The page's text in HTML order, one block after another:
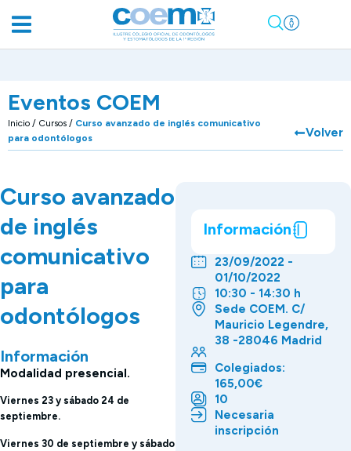
Eventos COEM
Inicio / Cursos / Curso avanzado de inglés comunicativo
para odontólogos
Volver
Curso avanzado
de inglés
comunicativo
para
odontólogos
Información
Modalidad presencial.
Viernes 23 y sábado 24 de
septiembre.
Viernes 30 de septiembre y sábado
Información
23/09/2022 -
01/10/2022
10:30 - 14:30 h
Sede COEM. C/
Mauricio Legendre,
38 -28046 Madrid
Colegiados:
165,00€
10
Necesaria
inscripción